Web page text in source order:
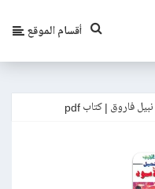
أقسام الموقع